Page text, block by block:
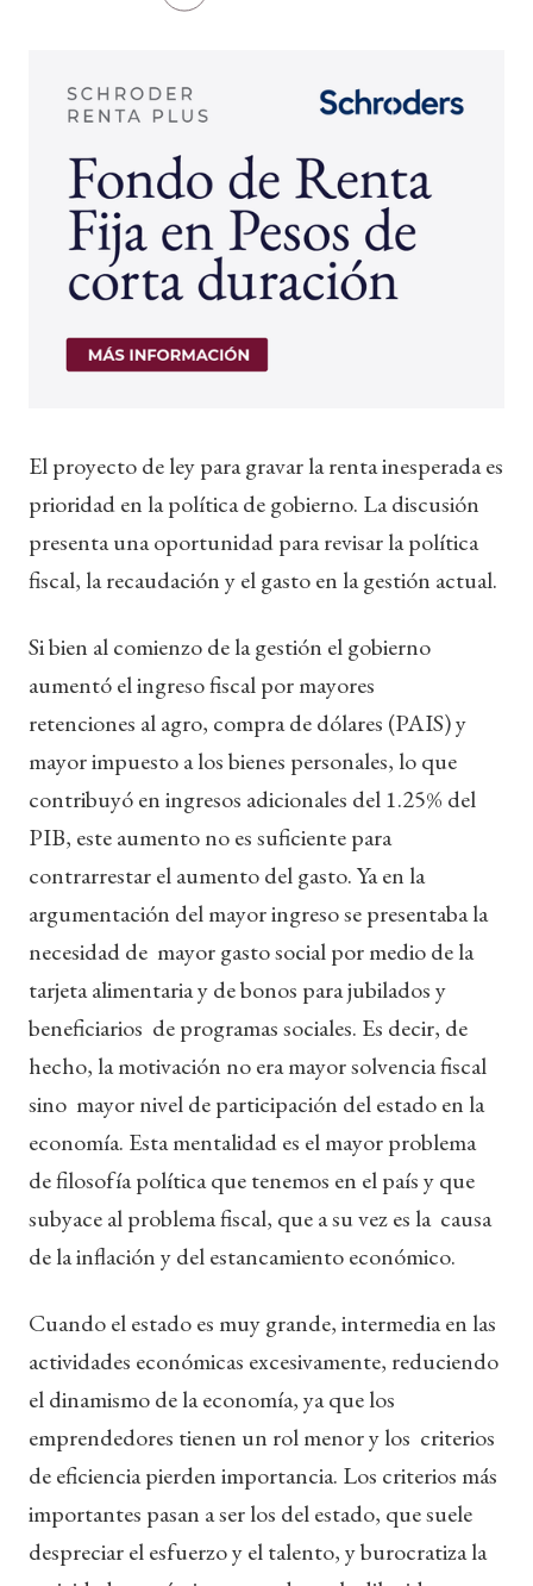
El proyecto de ley para gravar la renta inesperada es
prioridad en la política de gobierno. La discusión
presenta una oportunidad para revisar la política
fiscal, la recaudación y el gasto en la gestión actual.
Si bien al comienzo de la gestión el gobierno
aumentó el ingreso fiscal por mayores
retenciones al agro, compra de dólares (PAIS) y
mayor impuesto a los bienes personales, lo que
contribuyó en ingresos adicionales del 1.25% del
PIB, este aumento no es suficiente para
contrarrestar el aumento del gasto. Ya en la
argumentación del mayor ingreso se presentaba la
necesidad de mayor gasto social por medio de la
tarjeta alimentaria y de bonos para jubilados y
beneficiarios de programas sociales. Es decir, de
hecho, la motivación no era mayor solvencia fiscal
sino mayor nivel de participación del estado en la
economía. Esta mentalidad es el mayor problema
de filosofía política que tenemos en el país y que
subyace al problema fiscal, que a su vez es la causa
de la inflación y del estancamiento económico.
Cuando el estado es muy grande, intermedia en las
actividades económicas excesivamente, reduciendo
el dinamismo de la economía, ya que los
emprendedores tienen un rol menor y los criterios
de eficiencia pierden importancia. Los criterios más
importantes pasan a ser los del estado, que suele
despreciar el esfuerzo y el talento, y burocratiza la